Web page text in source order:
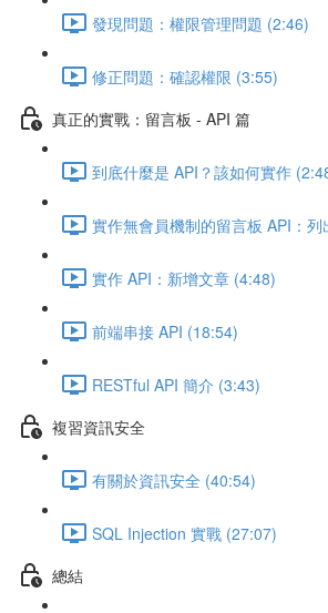
發現問題：權限管理問題 (2:46)
修正問題：確認權限 (3:55)
真正的實戰：留言板 - API 篇
到底什麼是 API？該如何實作
實作無會員機制的留言板 API：
實作 API：新增文章 (4:48)
前端串接 API (18:54)
RESTful API 簡介 (3:43)
複習資訊安全
有關於資訊安全 (40:54)
SQL Injection 實戰 (27:07)
總結